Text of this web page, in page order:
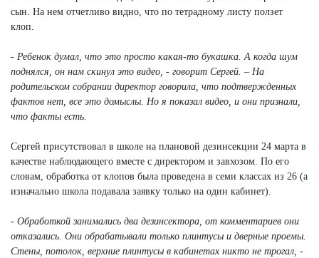
сын. На нем отчетливо видно, что по тетрадному листу ползет
клоп.
- Ребенок думал, что это просто какая-то букашка. А когда шум
поднялся, он нам скинул это видео, - говорит Сергей. – На
родительском собрании директор говорила, что подтвержденных
фактов нет, все это домыслы. Но я показал видео, и они признали,
что факты есть.
Сергей присутствовал в школе на плановой дезинсекции 24 марта в
качестве наблюдающего вместе с директором и завхозом. По его
словам, обработка от клопов была проведена в семи классах из 26 (а
изначально школа подавала заявку только на один кабинет).
- Обработкой занимались два дезинсектора, от комментариев они
отказались. Они обрабатывали только плинтусы и дверные проемы.
Стены, потолок, верхние плинтусы в кабинетах никто не трогал, -